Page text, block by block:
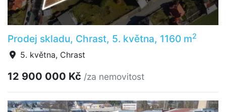
Prodej skladu, Chrast, 5. května, 1160 m2
5. května, Chrast
12 900 000 Kč /za nemovitost